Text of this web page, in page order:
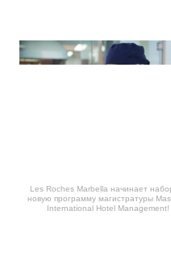
Les Roches Marbella начинает
новую программу магистратуры
International Hotel Management!